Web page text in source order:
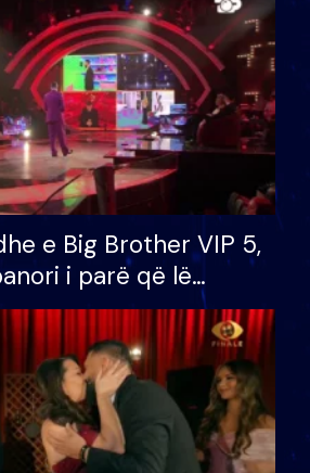
e Big Brother VIP 5,
i parë që lë
humb mundësinë për
e madh